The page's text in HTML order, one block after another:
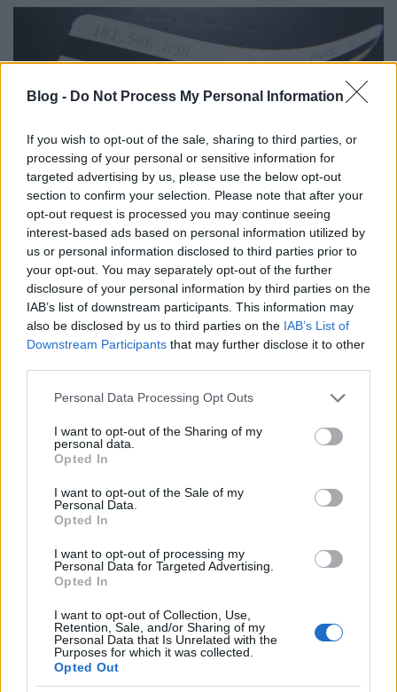
Blog - Do Not Process My Personal Information
If you wish to opt-out of the sale, sharing to third parties, or
processing of your personal or sensitive information for
targeted advertising by us, please use the below opt-out
section to confirm your selection. Please note that after your
opt-out request is processed you may continue seeing
interest-based ads based on personal information utilized by
us or personal information disclosed to third parties prior to
your opt-out. You may separately opt-out of the further
disclosure of your personal information by third parties on the
IAB’s list of downstream participants. This information may
also be disclosed by us to third parties on the IAB’s List of
Downstream Participants that may further disclose it to other
Please note that this website/app uses one or more Google
not limited to your visit or usage behaviour. You may click to
grant or deny consent to Google and its third-party tags to
use your data for below specified purposes in below Google
consent section.
Personal Data Processing Opt Outs
I want to opt-out of the Sharing of my
personal data.
Opted In
I want to opt-out of the Sale of my
Personal Data.
Opted In
I want to opt-out of processing my
Personal Data for Targeted Advertising.
Opted In
I want to opt-out of Collection, Use,
Retention, Sale, and/or Sharing of my
Personal Data that Is Unrelated with the
Purposes for which it was collected.
Opted Out
A helyi lakosok azonban chipkártyás bérletet
vesznek, így a metrónál 2 fajta kapu van, egy
jegykezelő a mágnescsíkos jegyeseknek, és a egy
chipkártya olvasó, melyhez csak oda kell érinteni a
chipkártyát, már nyitja is a kaput.
között 45 euró, 60 év felett 35 euró. Ennyi. A
chipkártya természetes feltölthető otthonról, az
interneten keresztül.
Brüsszelben a metróállomások nagy részén nemcsak
beléptetőkapu van, hanem kiléptető kapu is. Vagyis
készülékbe a jegyet, hogy a kapu kiengedjen. A
bliccelők száma értelemszerűen nulla, az ellenőrök
Befelé beléptetőkapu, kifele menet kiléptetőkapu: